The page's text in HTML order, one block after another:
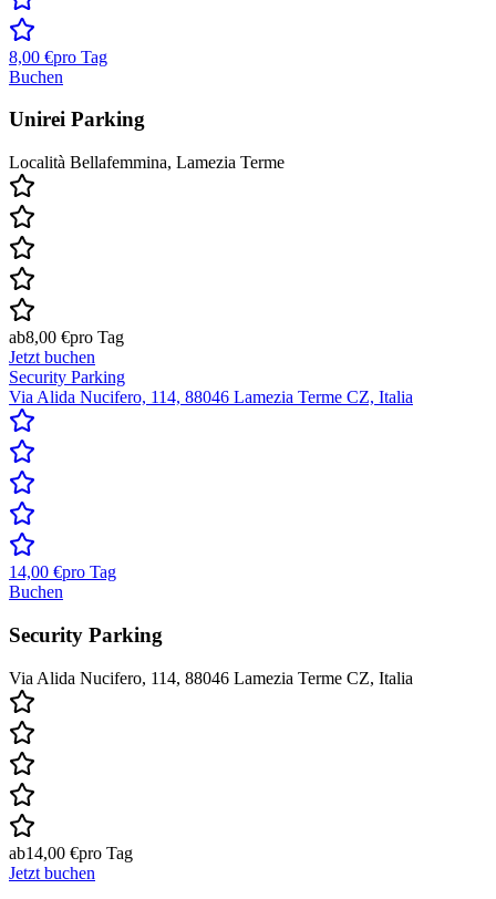
8,00 €pro Tag
Buchen
Unirei Parking
Località Bellafemmina, Lamezia Terme
ab8,00 €pro Tag
Jetzt buchen
Security Parking
Via Alida Nucifero, 114, 88046 Lamezia Terme CZ, Italia
14,00 €pro Tag
Buchen
Security Parking
Via Alida Nucifero, 114, 88046 Lamezia Terme CZ, Italia
ab14,00 €pro Tag
Jetzt buchen